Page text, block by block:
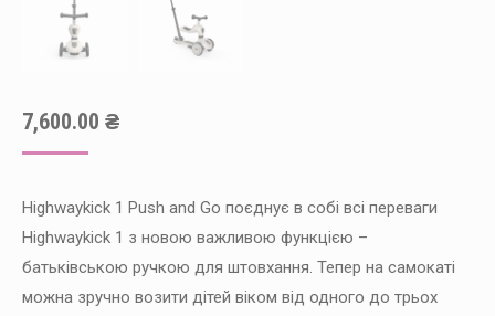
7,600.00 ₴
Highwaykick 1 Push and Go поєднує в собі всі переваги
Highwaykick 1 з новою важливою функцією –
батьківською ручкою для штовхання. Тепер на самокаті
можна зручно возити дітей віком від одного до трьох